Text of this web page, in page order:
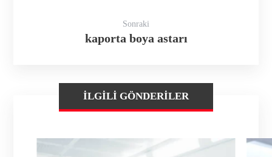
Sonraki
kaporta boya astarı
İLGILI GÖNDERILER